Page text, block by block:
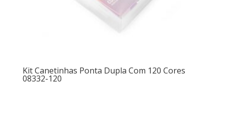
Kit Canetinhas Ponta Dupla Com 120 Cores
08332-120